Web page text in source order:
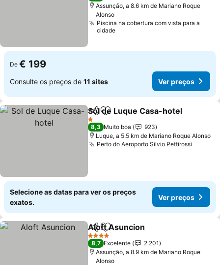
Assunção, a 8.6 km de Mariano Roque
Alonso
Piscina na cobertura com vista para a
cidade
De € 199
Consulte os preços de 11 sites Ver preços
PartilharAdicionar aos favoritos
Sol de Luque Casa-hotel
1 Estrelas
8,3 Muito boa
923
Luque, a 5.5 km de Mariano Roque Alonso
Perto do Aeroporto Silvio Pettirossi
Selecione as datas para ver os preços
exatos.
Ver preços
PartilharAdicionar aos favoritos
Aloft Asuncion
4 Estrelas
8,7 Excelente
2.201
Assunção, a 8.9 km de Mariano Roque
Alonso